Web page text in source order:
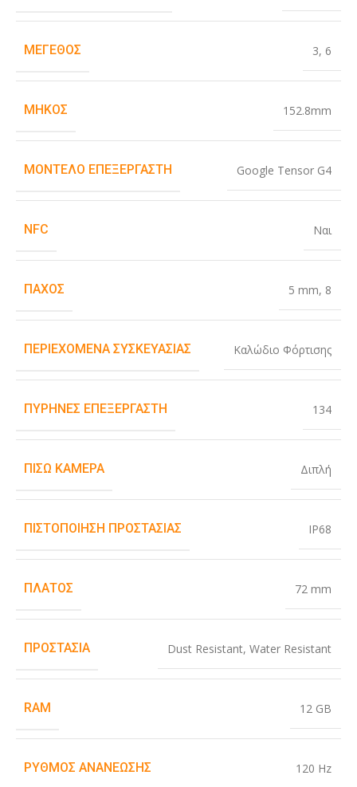
ΜΈΓΕΘΟΣ 3, 6
ΜΉΚΟΣ 152.8mm
ΜΟΝΤΈΛΟ ΕΠΕΞΕΡΓΑΣΤΉ Google Tensor G4
NFC Ναι
ΠΆΧΟΣ 5 mm, 8
ΠΕΡΙΕΧΌΜΕΝΑ ΣΥΣΚΕΥΑΣΊΑΣ Καλώδιο Φόρτισης
ΠΥΡΉΝΕΣ ΕΠΕΞΕΡΓΑΣΤΉ 134
ΠΊΣΩ ΚΆΜΕΡΑ Διπλή
ΠΙΣΤΟΠΟΊΗΣΗ ΠΡΟΣΤΑΣΊΑΣ IP68
ΠΛΆΤΟΣ 72 mm
ΠΡΟΣΤΑΣΊΑ Dust Resistant, Water Resistant
RAM 12 GB
ΡΥΘΜΌΣ ΑΝΑΝΈΩΣΗΣ 120 Hz